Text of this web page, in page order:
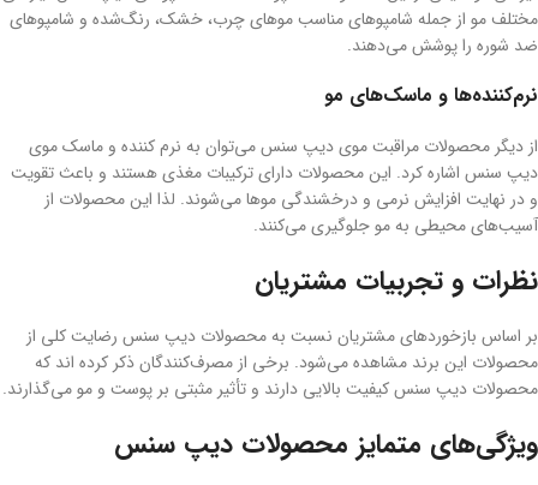
مختلف مو از جمله شامپوهای مناسب موهای چرب، خشک، رنگ‌شده و شامپوهای
ضد شوره را پوشش می‌دهند.
نرم‌کننده‌ها و ماسک‌های مو
از دیگر محصولات مراقبت موی دیپ سنس می‌توان به نرم کننده و ماسک موی
دیپ سنس اشاره کرد. این محصولات دارای ترکیبات مغذی هستند و باعث تقویت
و در نهایت افزایش نرمی و درخشندگی موها می‌شوند. لذا این محصولات از
آسیب‌های محیطی به مو جلوگیری می‌کنند.
نظرات و تجربیات مشتریان
بر اساس بازخوردهای مشتریان نسبت به محصولات دیپ سنس رضایت کلی از
محصولات این برند مشاهده می‌شود. برخی از مصرف‌کنندگان ذکر کرده اند که
محصولات دیپ سنس کیفیت بالایی دارند و تأثیر مثبتی بر پوست و مو می‌گذارند.
ویژگی‌های متمایز محصولات دیپ سنس